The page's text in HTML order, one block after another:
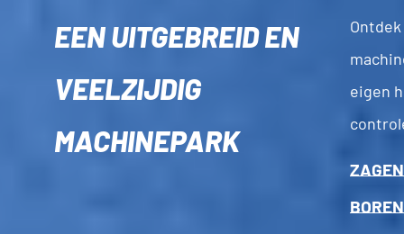
EEN UITGEBREID EN
VEELZIJDIG
MACHINEPARK
eigen
ZAGEN
BOREN